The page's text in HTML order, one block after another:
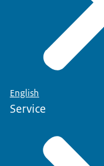
English
Service